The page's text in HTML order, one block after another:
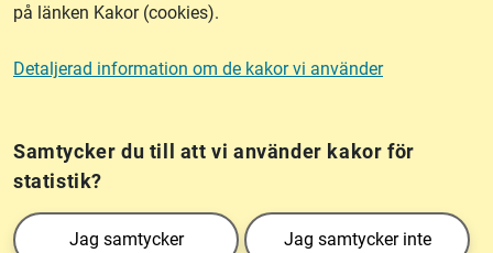
på länken Kakor (cookies).
Detaljerad information om de kakor vi använder
Samtycker du till att vi använder kakor för
statistik?
Jag samtycker Jag samtycker inte
Other languages
Kakor (cookies)
Lantmäteriet är den myndighet som kartlägger Sverige. Till våra uppgifter hör
också att registrera och säkra ägandet av alla fastigheter samt hantera deras